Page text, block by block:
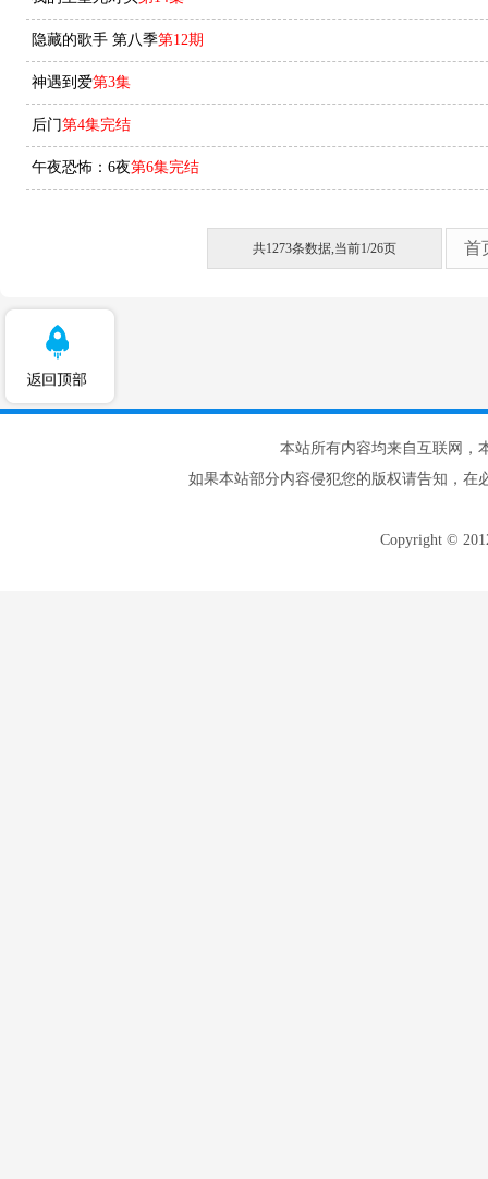
隐藏的歌手 第八季第12期
神遇到爱第3集
后门第4集完结
午夜恐怖：6夜第6集完结
共1273条数据,当前1/26页 首
本站所有内容均来自互联网，
如果本站部分内容侵犯您的版权请告知，在
Copyright ©